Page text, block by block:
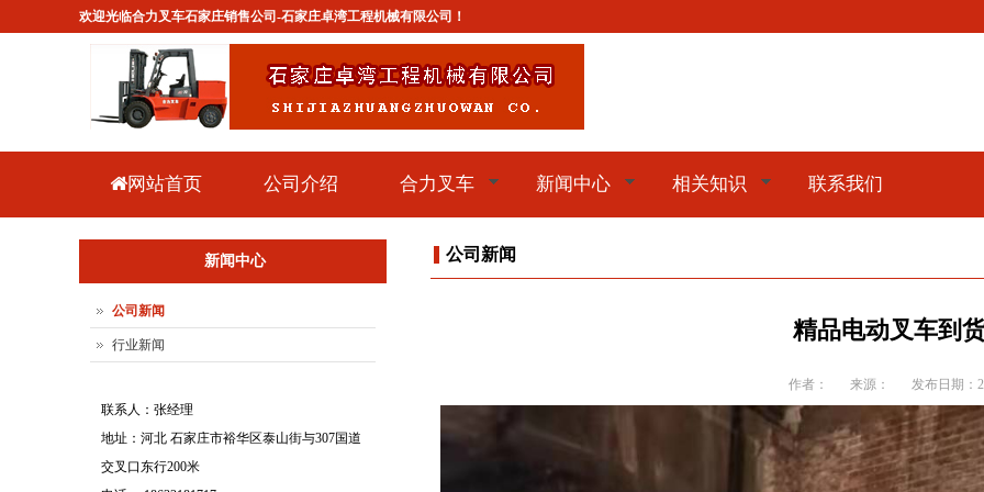
欢迎光临合力叉车石家庄销售公司-石家庄卓湾工程机械有限公司！
网站首页 公司介绍 合力叉车 新闻中心 相关知识 联系我们
公司新闻
精品电动叉车到
作者： 来源： 发布日期：
新闻中心
公司新闻
行业新闻
联系人：张经理
地址：河北 石家庄市裕华区泰山街与307国道
交叉口东行200米